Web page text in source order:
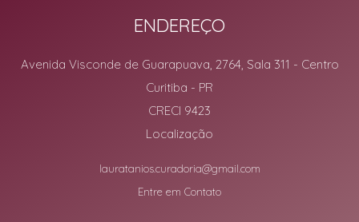
ENDEREÇO
Avenida Visconde de Guarapuava, 2764, Sala 311 - Centro
Curitiba - PR
CRECI 9423
Localização
lauratanios.curadoria@gmail.com
Entre em Contato